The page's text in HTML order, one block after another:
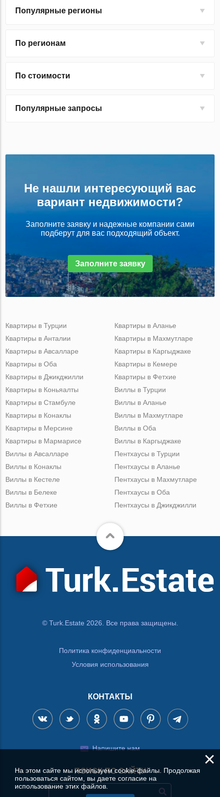
Популярные регионы
По регионам
По стоимости
Популярные запросы
Не нашли интересующий вас
вариант недвижимости?
Заполните заявку и надежные компании сами
подберут для вас подходящий объект.
Заполните заявку
Квартиры в Турции
Квартиры в Анталии
Квартиры в Авсалларе
Квартиры в Оба
Квартиры в Джикджилли
Квартиры в Аланье
Квартиры в Махмутларе
Квартиры в Каргыджаке
Квартиры в Кемере
Квартиры в Фетхие
Квартиры в Коньяалты
Квартиры в Стамбуле
Квартиры в Конаклы
Квартиры в Мерсине
Квартиры в Мармарисе
Виллы в Турции
Виллы в Аланье
Виллы в Махмутларе
Виллы в Оба
Виллы в Каргыджаке
Виллы в Авсалларе
Виллы в Конаклы
Виллы в Кестеле
Виллы в Белеке
Виллы в Фетхие
Пентхаусы в Турции
Пентхаусы в Аланье
Пентхаусы в Махмутларе
Пентхаусы в Оба
Пентхаусы в Джикджилли
© Turk.Estate 2026. Все права защищены.
Политика конфиденциальности
Условия использования
КОНТАКТЫ
Напишите нам
ПОИСК ПО САЙТУ
×
На этом сайте мы используем cookie-файлы. Продолжая
пользоваться сайтом, вы даете согласие на
использование этих файлов.